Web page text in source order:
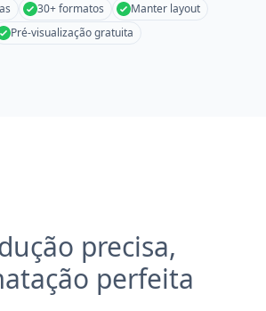
30+ formatos
Manter layout
Pré-visualização gratuita
precisa,
perfeita